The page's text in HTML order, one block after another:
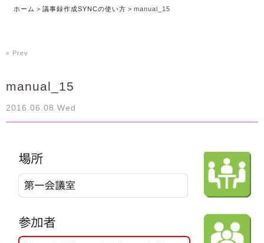
ホーム > 議事録作成SYNCの使い方 > manual_15
« Prev
manual_15
2016.06.08 Wed